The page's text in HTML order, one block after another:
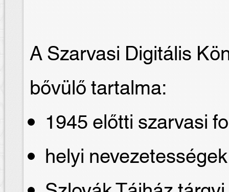
A Szarvasi Digitális
bővülő tartalma:
1945 előtti szarvasi
helyi